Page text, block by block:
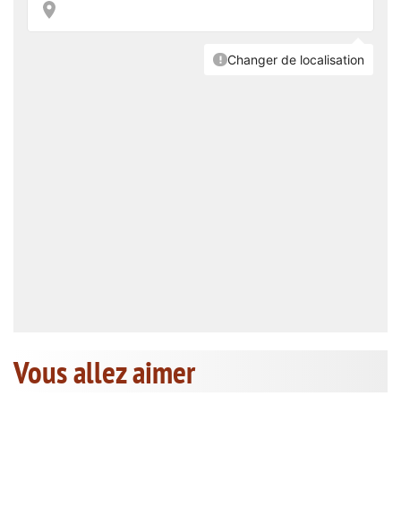
Vous allez aimer